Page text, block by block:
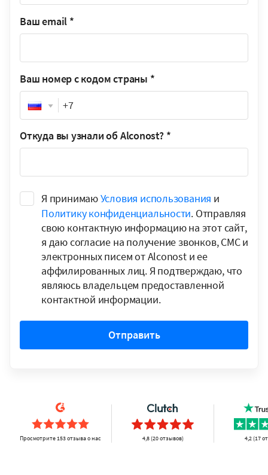
Ваш email *
Ваш номер с кодом страны *
Phone
Откуда вы узнали об Alconost? *
Я принимаюУсловия использования и
Политику конфиденциальности. Отправляя
свою контактную информацию на этот сайт,
я даю согласие на получение звонков, СМС и
электронных писем от Alconost и ее
аффилированных лиц. Я подтверждаю, что
являюсь владельцем предоставленной
контактной информации.
Отправить
Просмотрите 153 отзыва о нас 4,8 (20 отзывов) 4,2 (17